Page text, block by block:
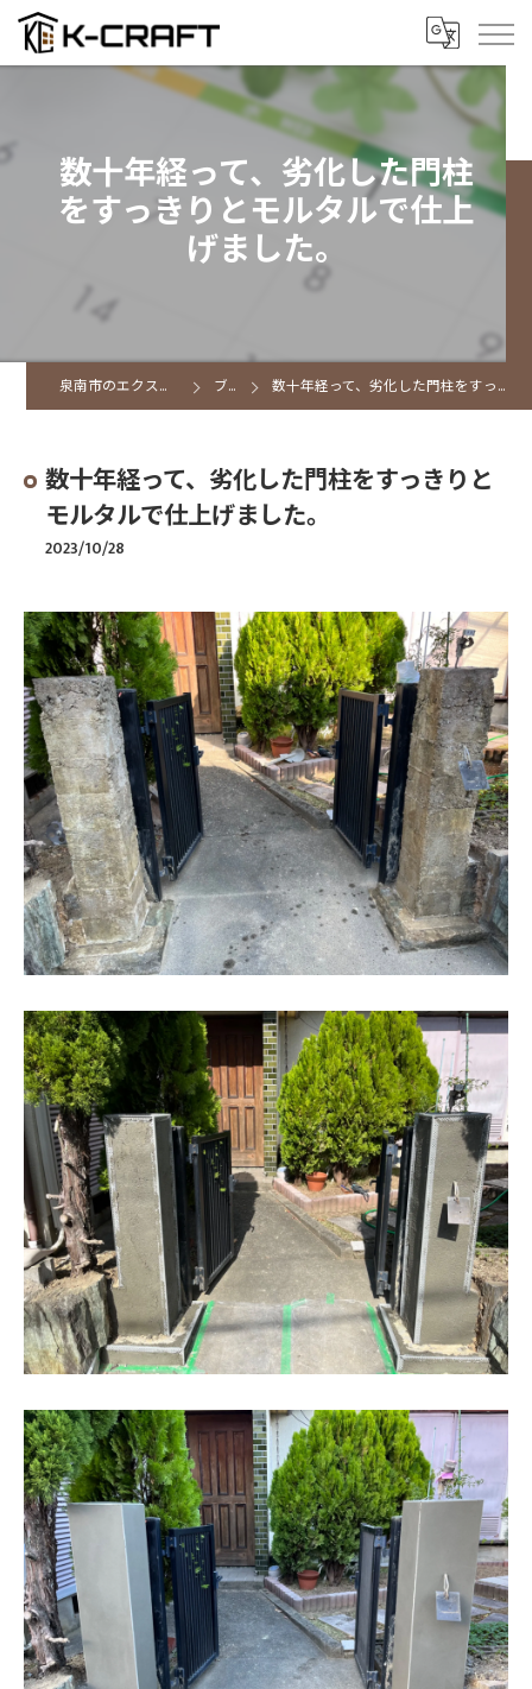
数十年経って、劣化した門柱
をすっきりとモルタルで仕上
げました。
泉南市のエクステリアならK CRAFT ブログ 数十年経って、劣化した門柱をすっきりとモルタルで仕上げました。
数十年経って、劣化した門柱をすっきりと
モルタルで仕上げました。
2023/10/28